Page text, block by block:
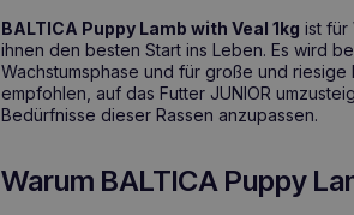
BALTICA Puppy Lamb with Veal 1kg ist für
ihnen den besten Start ins Leben. Es wird
Wachstumsphase und für große und
empfohlen, auf das Futter JUNIOR
Bedürfnisse dieser Rassen anzupassen.
Warum BALTICA Puppy